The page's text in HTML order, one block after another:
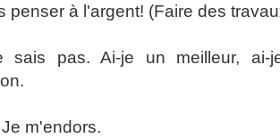
penser à l'argent! (Faire des
sais pas. Ai-je un meilleur, ai-
m'endors.